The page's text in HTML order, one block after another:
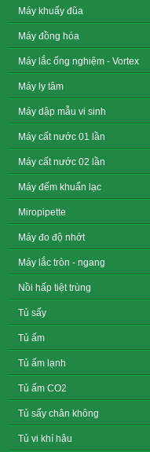
Máy khuấy đũa
Máy đồng hóa
Máy lắc ống nghiệm - Vortex
Máy ly tâm
Máy dập mẫu vi sinh
Máy cất nước 01 lần
Máy cất nước 02 lần
Máy đếm khuẩn lạc
Miropipette
Máy đo độ nhớt
Máy lắc tròn - ngang
Nồi hấp tiệt trùng
Tủ sấy
Tủ ấm
Tủ ấm lạnh
Tủ ấm CO2
Tủ sấy chân không
Tủ vi khí hậu